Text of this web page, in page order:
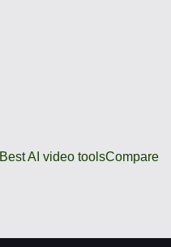
Best AI video toolsCompare